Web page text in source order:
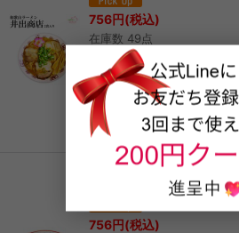
756円(税込)
在庫数 49点
和歌山ラーメン井出商店
ラーメンの盛り付けは和
調理例です和歌山ラーメ
ト極細麺 ■豚骨醤油スー
ン店の麺スープを…
博多ラーメン だるま ら
ご当地ラーメン 常温保存
756円(税込)